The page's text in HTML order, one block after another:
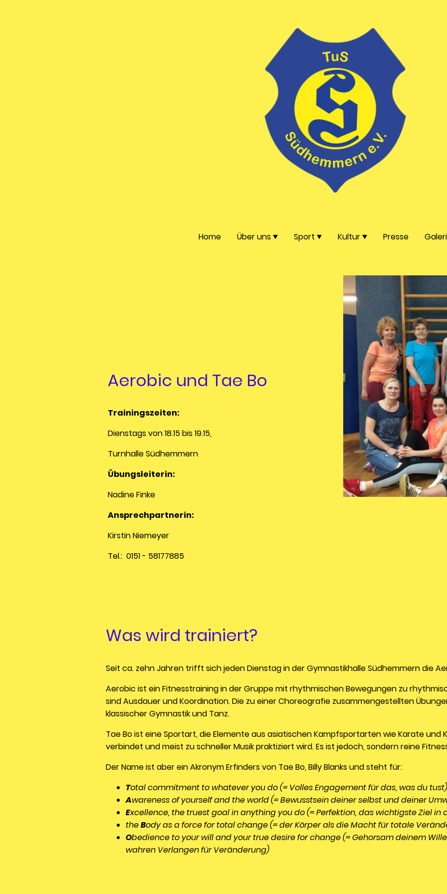
Home Über uns Sport Kultur Presse
Aerobic und Tae Bo
Trainingszeiten:
Dienstags von 18.15 bis 19.15,
Turnhalle Südhemmern
Übungsleiterin:
Nadine Finke
Ansprechpartnerin:
Kirstin Niemeyer
Tel.: 0151 - 58177885
Was wird trainiert?
Seit ca. zehn Jahren trifft sich jeden Dienstag in der Gymnastikhalle Südhemmern die
Aerobic ist ein Fitnesstraining in der Gruppe mit rhythmischen Bewegungen zu
sind Ausdauer und Koordination. Die zu einer Choreografie zusammengestellten
klassischer Gymnastik und Tanz.
Tae Bo ist eine Sportart, die Elemente aus asiatischen Kampfsportarten wie Karate und
verbindet und meist zu schneller Musik praktiziert wird. Es ist jedoch, sondern reine
Der Name ist aber ein Akronym Erfinders von Tae Bo, Billy Blanks und steht für:
Total commitment to whatever you do (= Volles Engagement für das, was du tust)
Awareness of yourself and the world (= Bewusstsein deiner selbst und deiner
Excellence, the truest goal in anything you do (= Perfektion, das wichtigste Ziel in
theBody as a force for total change (= der Körper als die Macht für totale
Obedience to your will and your true desire for change (= Gehorsam deinem
wahren Verlangen für Veränderung)